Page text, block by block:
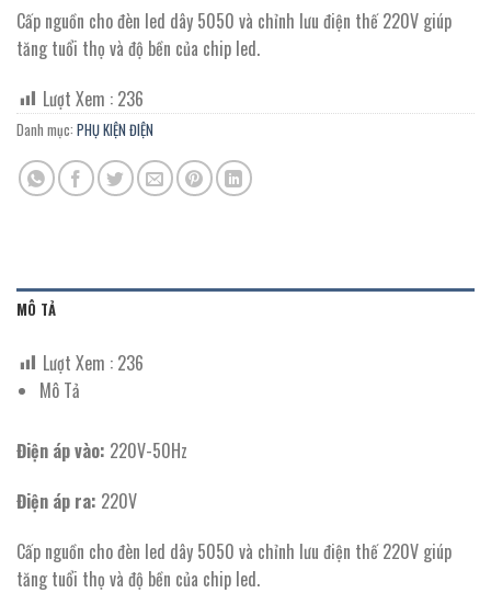
Cấp nguồn cho đèn led dây 5050 và chỉnh lưu điện thế 220V giúp
tăng tuổi thọ và độ bền của chip led.
Lượt Xem : 236
Danh mục: PHỤ KIỆN ĐIỆN
MÔ TẢ
Lượt Xem : 236
Mô Tả
Điện áp vào: 220V-50Hz
Điện áp ra: 220V
Cấp nguồn cho đèn led dây 5050 và chỉnh lưu điện thế 220V giúp
tăng tuổi thọ và độ bền của chip led.